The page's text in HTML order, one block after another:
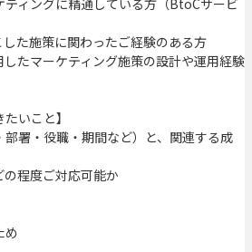
ティングに精通している方（BtoCサービ
した施策に関わったご経験のある方
したマーケティング施策の設計や運用経験
いこと】
部署・役職・期間など）と、関連する成
の程度ご対応可能か
め